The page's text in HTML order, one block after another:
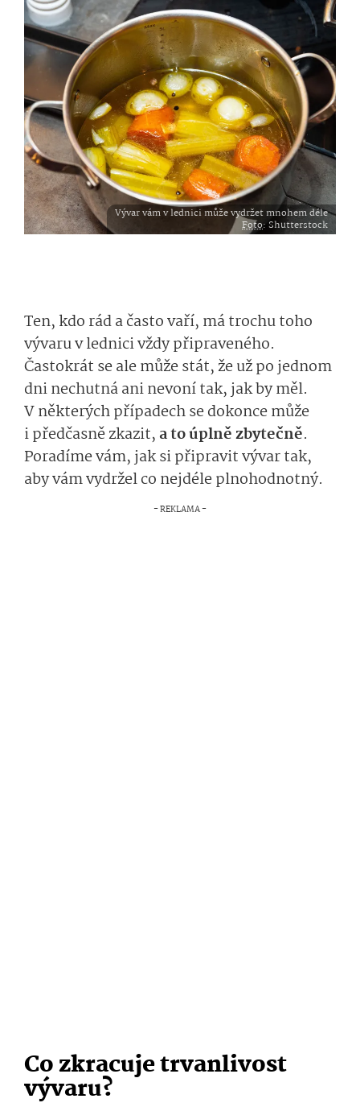
Vývar vám v lednici může vydržet mnohem déle
Foto: Shutterstock
Ten, kdo rád a často vaří, má trochu toho
vývaru v lednici vždy připraveného.
Častokrát se ale může stát, že už po jednom
dni nechutná ani nevoní tak, jak by měl.
V některých případech se dokonce může
i předčasně zkazit,a to úplně zbytečně.
Poradíme vám, jak si připravit vývar tak,
aby vám vydržel co nejdéle plnohodnotný.
Co zkracuje trvanlivost
vývaru?